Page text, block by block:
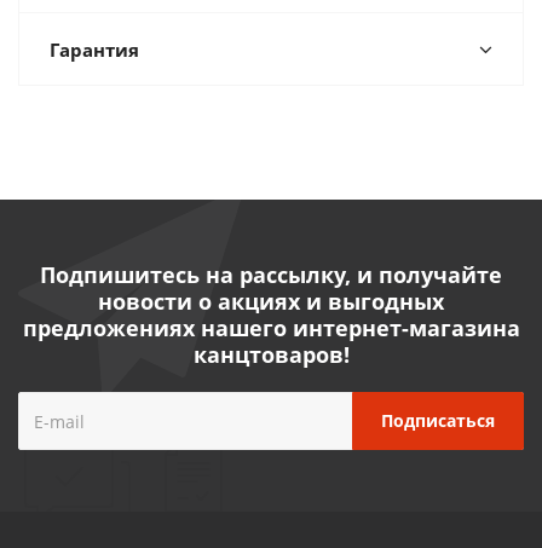
Гарантия
Подпишитесь на рассылку, и получайте
новости о акциях и выгодных
предложениях нашего интернет-магазина
канцтоваров!